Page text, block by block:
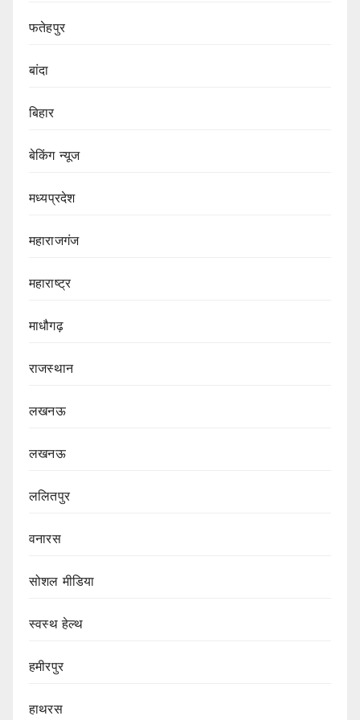
फतेहपुर
बांदा
बिहार
बेकिंग न्यूज
मध्यप्रदेश
महाराजगंज
महाराष्ट्र
माधौगढ़
राजस्थान
लखनऊ
लखनऊ
ललितपुर
वनारस
सोशल मीडिया
स्वस्थ हेल्थ
हमीरपुर
हाथरस